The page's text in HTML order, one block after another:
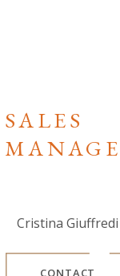
SALES
Cristina Giuffredi
CONTACT